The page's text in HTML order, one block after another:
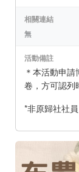
相關連結
無
活動備註
＊本活動申
卷，方可認列
*非原歸社社